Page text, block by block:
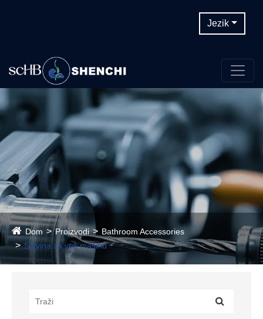
Jezik
Dom Proizvodi
Bathroom Accessories
Slavina za veš mašinu